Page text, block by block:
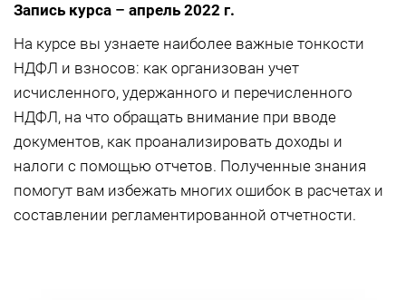
Запись курса – апрель 2022 г.
На курсе вы узнаете наиболее важные тонкости
НДФЛ и взносов: как организован учет
исчисленного, удержанного и перечисленного
НДФЛ, на что обращать внимание при вводе
документов, как проанализировать доходы и
налоги с помощью отчетов. Полученные знания
помогут вам избежать многих ошибок в расчетах и
составлении регламентированной отчетности.